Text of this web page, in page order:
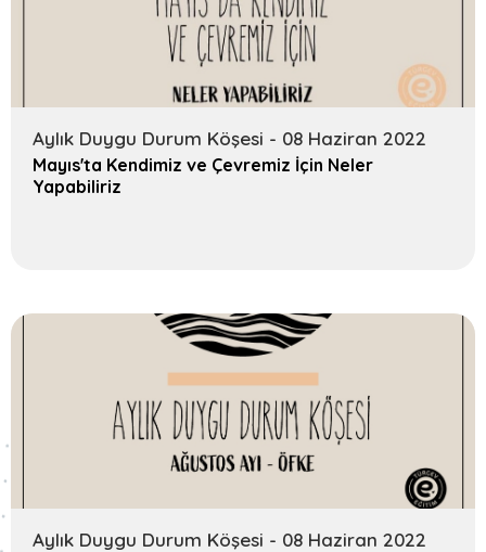
Aylık Duygu Durum Köşesi - 08 Haziran 2022
Mayıs'ta Kendimiz ve Çevremiz İçin Neler
Yapabiliriz
Aylık Duygu Durum Köşesi - 08 Haziran 2022